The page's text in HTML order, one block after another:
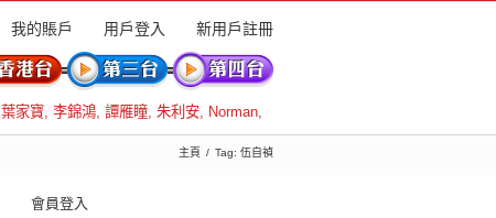
我的賬戶 用戶登入 新用戶註冊
葉家寶, 李錦鴻, 譚雁瞳, 朱利安, Norman,
主頁 Tag: 伍自禎
會員登入